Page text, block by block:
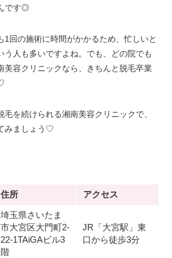
です◎
1回の施術に時間がかかるため、忙しいと
う人も多いですよね。でも、どの院でも
美容クリニックなら、きちんと脱毛卒業
毛を続けられる湘南美容クリニックで、
みましょう♡
住所 アクセス
埼玉県さいたま
市大宮区大門町2-
22-1TAiGAビル3
階
JR「大宮駅」東
口から徒歩3分